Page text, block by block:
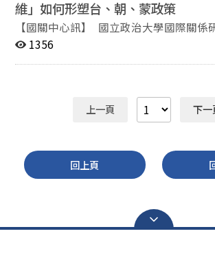
談及美中關係，張五岳分析，美中兩國在
領域將持續推動脫鉤。中國以其稀土儲備
作為對美談判的主要籌碼。面對美國的長
國也通過立法進行反擊，並嚴防技術外洩。 張五岳
為，台海問題的核心在於美中互動形成
2035年、2049年是其解決台灣問題的兩
對於如何觀測中共對台政策，他提出了四
別是官方講話的人員層級、遣詞用句之內
關係變化的四個關鍵因素，包括美中高層
外交和軍事強化行動、兩岸官方互信對話
「兩會」、「鄭習會」與「川習會」。若
出訪，外界關注焦點仍將集中於過境美
維」如何形塑台、朝、蒙政策
【國關中心訊】 國立政治大學國際關係研究中心（以下
簡稱國關中心）今（4）日上午舉辦國關
Chinese Foreign and Security Policy》
對台灣、北韓與蒙古政策背後的戰略邏輯
陳宥樺指出，傳統國際關係理論普遍認為
國際權力結構變化而調整。然而，回顧過
交史可發現一項特殊現象：儘管國際格局
（俄羅斯）等大國的政策多有轉變，但對
古三地的政策目標卻展現高度延續性。
1356
上一頁 下一
回上頁